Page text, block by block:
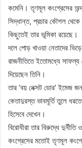
কমেনি। তৃণমূল কংগ্রেসের
সিদ্ধান্ত, প্রচার কৌশল
কিছুতেই তার ভূমিকা রয়েছে।
দলে পোড় খাওয়া নেতাদের
রাজনীতিতে ইতোমধ্যে
দিয়েছেন তিনি।
তার ‘বয় নেক্সট ডোর’ ইমেজ
কেতাদুরস্ত ভাবমূর্তি তুলে
হিসেবে দেখেন।
বিরোধীরা তার বিরুদ্ধে
কংগ্রেসের মতোই তৃণমূল